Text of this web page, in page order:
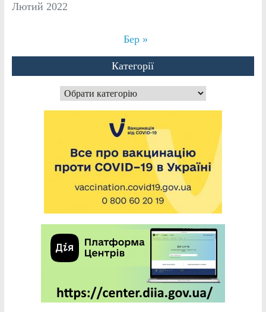
Лютий 2022
Бер »
Категорії
Категорії